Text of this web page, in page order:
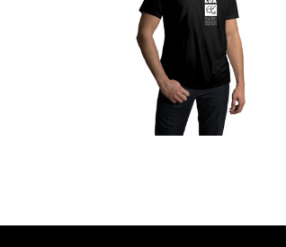
T-Shirt LDX « Helmet »
CHF 25.00